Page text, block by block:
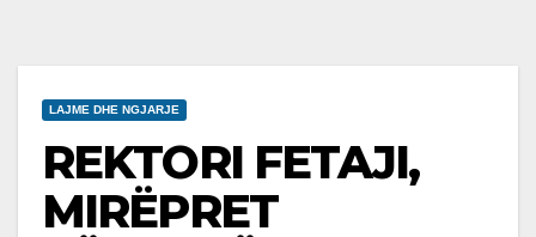
LAJME DHE NGJARJE
REKTORI FETAJI,
MIRËPRET